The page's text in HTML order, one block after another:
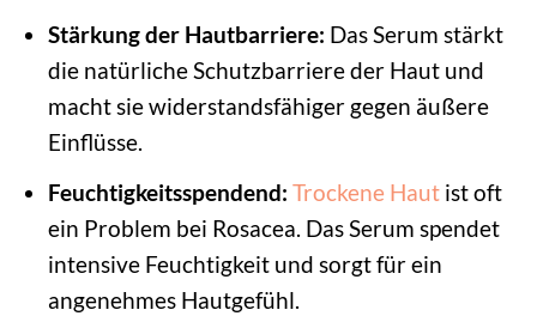
Stärkung der Hautbarriere: Das Serum stärkt
die natürliche Schutzbarriere der Haut und
macht sie widerstandsfähiger gegen äußere
Einflüsse.
Feuchtigkeitsspendend: Trockene Hautist oft
ein Problem bei Rosacea. Das Serum spendet
intensive Feuchtigkeit und sorgt für ein
angenehmes Hautgefühl.